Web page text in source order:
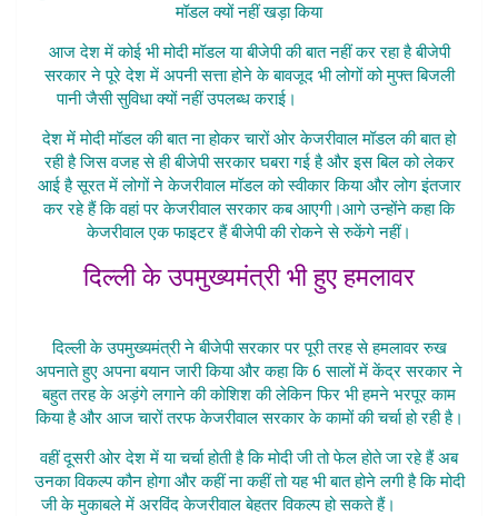
मॉडल क्यों नहीं खड़ा किया
आज देश में कोई भी मोदी मॉडल या बीजेपी की बात नहीं कर रहा है बीजेपी
सरकार ने पूरे देश में अपनी सत्ता होने के बावजूद भी लोगों को मुफ्त बिजली
पानी जैसी सुविधा क्यों नहीं उपलब्ध कराई।
देश में मोदी मॉडल की बात ना होकर चारों ओर केजरीवाल मॉडल की बात हो
रही है जिस वजह से ही बीजेपी सरकार घबरा गई है और इस बिल को लेकर
आई है सूरत में लोगों ने केजरीवाल मॉडल को स्वीकार किया और लोग इंतजार
कर रहे हैं कि वहां पर केजरीवाल सरकार कब आएगी।आगे उन्होंने कहा कि
केजरीवाल एक फाइटर हैं बीजेपी की रोकने से रुकेंगे नहीं।
दिल्ली के उपमुख्यमंत्री भी हुए हमलावर
दिल्ली के उपमुख्यमंत्री ने बीजेपी सरकार पर पूरी तरह से हमलावर रुख
अपनाते हुए अपना बयान जारी किया और कहा कि 6 सालों में केंद्र सरकार ने
बहुत तरह के अड़ंगे लगाने की कोशिश की लेकिन फिर भी हमने भरपूर काम
किया है और आज चारों तरफ केजरीवाल सरकार के कामों की चर्चा हो रही है।
वहीं दूसरी ओर देश में या चर्चा होती है कि मोदी जी तो फेल होते जा रहे हैं अब
उनका विकल्प कौन होगा और कहीं ना कहीं तो यह भी बात होने लगी है कि मोदी
जी के मुकाबले में अरविंद केजरीवाल बेहतर विकल्प हो सकते हैं।